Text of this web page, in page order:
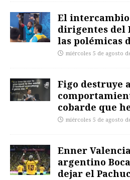
El
dirigentes del
las polémicas
miércoles 5 de agosto
Figo destruye
cobarde que
miércoles 5 de agosto
Enner
argentino
dejar el